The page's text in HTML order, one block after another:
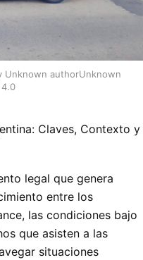
Unknown authorUnknown
4.0
Claves, Contexto y
legal que genera
entre los
las condiciones bajo
que asisten a las
situaciones